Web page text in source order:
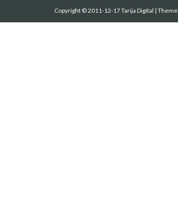
Copyright © 2011-12-17 Tarija Digital |